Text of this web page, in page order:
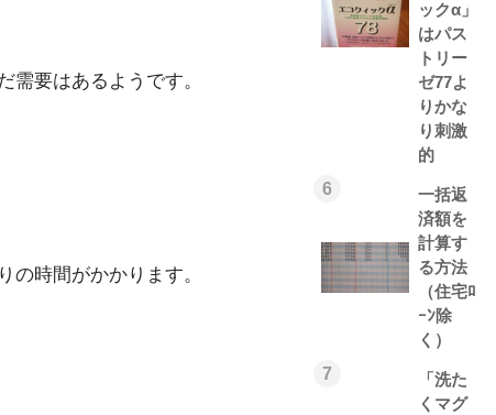
要はあるようです。
時間がかかります。
ックα」
はパス
トリー
ゼ77よ
りかな
り刺激
的
6
一括返
済額を
計算す
る方法
（住宅ﾛ
ｰﾝ除
く）
7
「洗た
くマグ